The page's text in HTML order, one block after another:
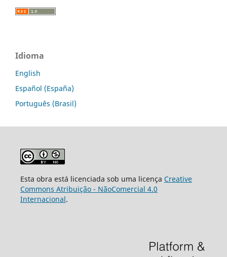
Idioma
English
Español (España)
Português (Brasil)
Esta obra está licenciada sob uma licença Creative
Commons Atribuição - NãoComercial 4.0
Internacional.